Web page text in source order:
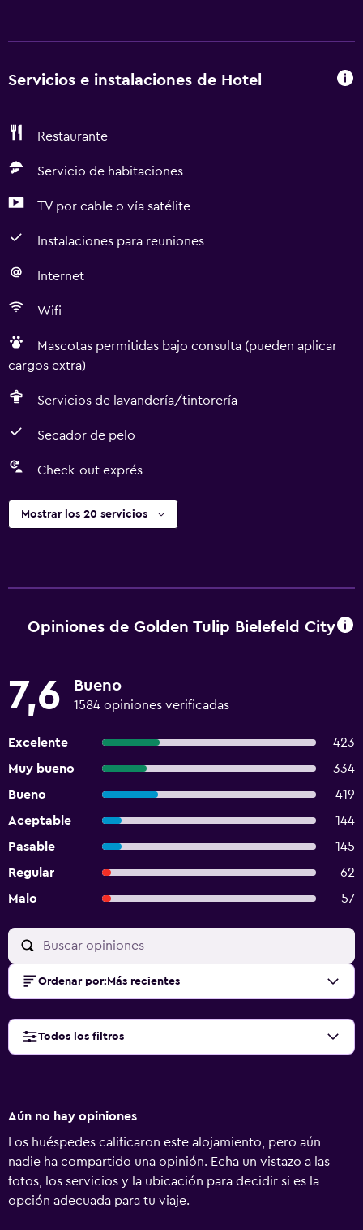
Servicios e instalaciones de Hotel
Restaurante
Servicio de habitaciones
TV por cable o vía satélite
Instalaciones para reuniones
Internet
Wifi
Mascotas permitidas bajo consulta (pueden aplicar
cargos extra)
Servicios de lavandería/tintorería
Secador de pelo
Check-out exprés
Mostrar los 20 servicios
Opiniones de Golden Tulip Bielefeld City
7,6 Bueno
1584 opiniones verificadas
Excelente
423
Muy bueno
334
Bueno
419
Aceptable
144
Pasable
145
Regular
62
Malo
57
Ordenar por: Más recientes
Todos los filtros
Aún no hay opiniones
Los huéspedes calificaron este alojamiento, pero aún
nadie ha compartido una opinión. Echa un vistazo a las
fotos, los servicios y la ubicación para decidir si es la
opción adecuada para tu viaje.